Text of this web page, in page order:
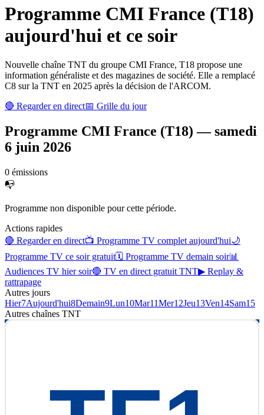
Programme CMI France (T18)
aujourd'hui et ce soir
Nouvelle chaîne TNT du groupe CMI France, T18 propose une
information généraliste et des magazines de société. Elle a remplacé
C8 sur la TNT en 2025 après la décision de l'ARCOM.
🔴 Regarder en direct📅 Grille du jour
Programme CMI France (T18) —samedi
6 juin 2026
0 émissions
📭
Programme non disponible pour cette période.
Actions rapides
🔴 Regarder en direct📺 Programme TV complet aujourd'hui🌙
Programme TV ce soir gratuit🗓 Programme TV demain soir📊
Audiences TV hier soir🔴 TV en direct gratuit TNT▶ Replay &
rattrapage
Autres jours
Hier7Aujourd'hui8Demain9Lun10Mar11Mer12Jeu13Ven14Sam15
Autres chaînes TNT